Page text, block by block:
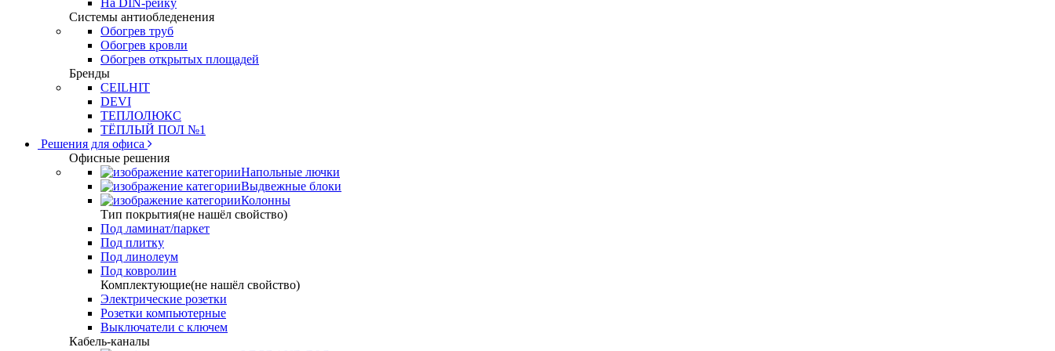
На DIN-рейку
Системы антиобледенения
Обогрев труб
Обогрев кровли
Обогрев открытых площадей
Бренды
CEILHIT
DEVI
ТЕПЛОЛЮКС
ТЁПЛЫЙ ПОЛ №1
Решения для офиса
Офисные решения
Напольные лючки
Выдвежные блоки
Колонны
Тип покрытия(не нашёл свойство)
Под ламинат/паркет
Под плитку
Под линолеум
Под ковролин
Комплектующие(не нашёл свойство)
Электрические розетки
Розетки компьютерные
Выключатели с ключем
Кабель-каналы